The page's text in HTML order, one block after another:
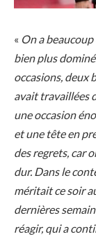
« On a
bien plus
occasions, deux
avait travaillées
une occasion
et une tête en
des regrets, car
dur. Dans le
méritait ce soir
dernières
réagir, qui a